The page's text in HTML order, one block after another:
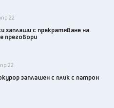
22
заплаши с прекратяване на
преговори
22
заплашен с плик с патрон